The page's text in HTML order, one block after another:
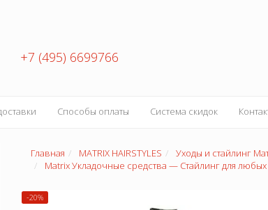
+7 (495) 6699766
Способы оплаты Система скидок
Главная MATRIX HAIRSTYLES
Уходы и стайлинг
Matrix Укладочные средства — Стайлинг для
-20%